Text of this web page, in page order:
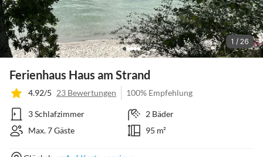
1 / 26
Ferienhaus Haus am Strand
4.92/5 23 Bewertungen 100% Empfehlung
3 Schlafzimmer
2 Bäder
Max. 7 Gäste
95 m²